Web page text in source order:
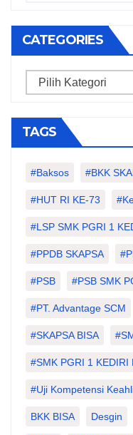
CATEGORIES
Categories
TAGS
#Baksos #BKK
#HUT RI KE-73
#LSP SMK PGRI 1
#PPDB SKAPSA
#PSB #PSB SMK
#PT. Advantage SCM
#SKAPSA BISA
#SMK PGRI 1 KEDIRI
#Uji Kompetensi
BKK BISA Desgin